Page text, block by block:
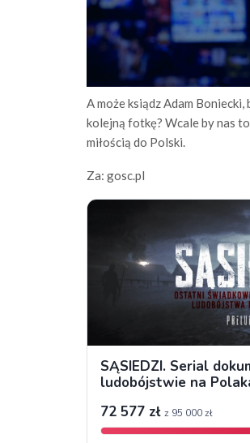
A może ksiądz Adam
kolejną fotkę? Wcale by nas
miłością do Polski.
Za: gosc.pl